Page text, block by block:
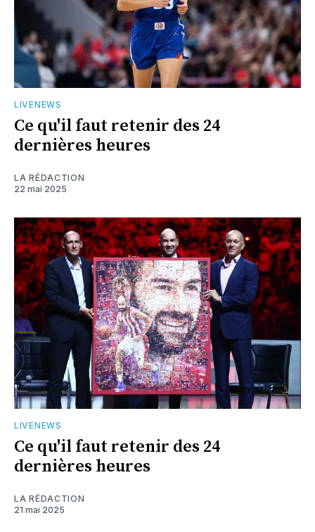
LIVENEWS
Ce qu'il faut retenir des 24
dernières heures
LA RÉDACTION
22 mai 2025
LIVENEWS
Ce qu'il faut retenir des 24
dernières heures
LA RÉDACTION
21 mai 2025